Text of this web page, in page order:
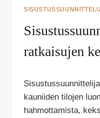
SISUSTUSSUUNNITTELU
ratkaisujen
Puoliksi
Tehty
kauniiden tilojen
hahmottamista,